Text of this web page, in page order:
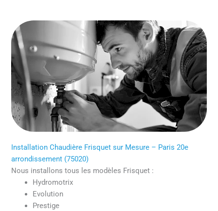
Installation Chaudière Frisquet sur Mesure – Paris 20e
arrondissement (75020)
Nous installons tous les modèles Frisquet :
Hydromotrix
Evolution
Prestige